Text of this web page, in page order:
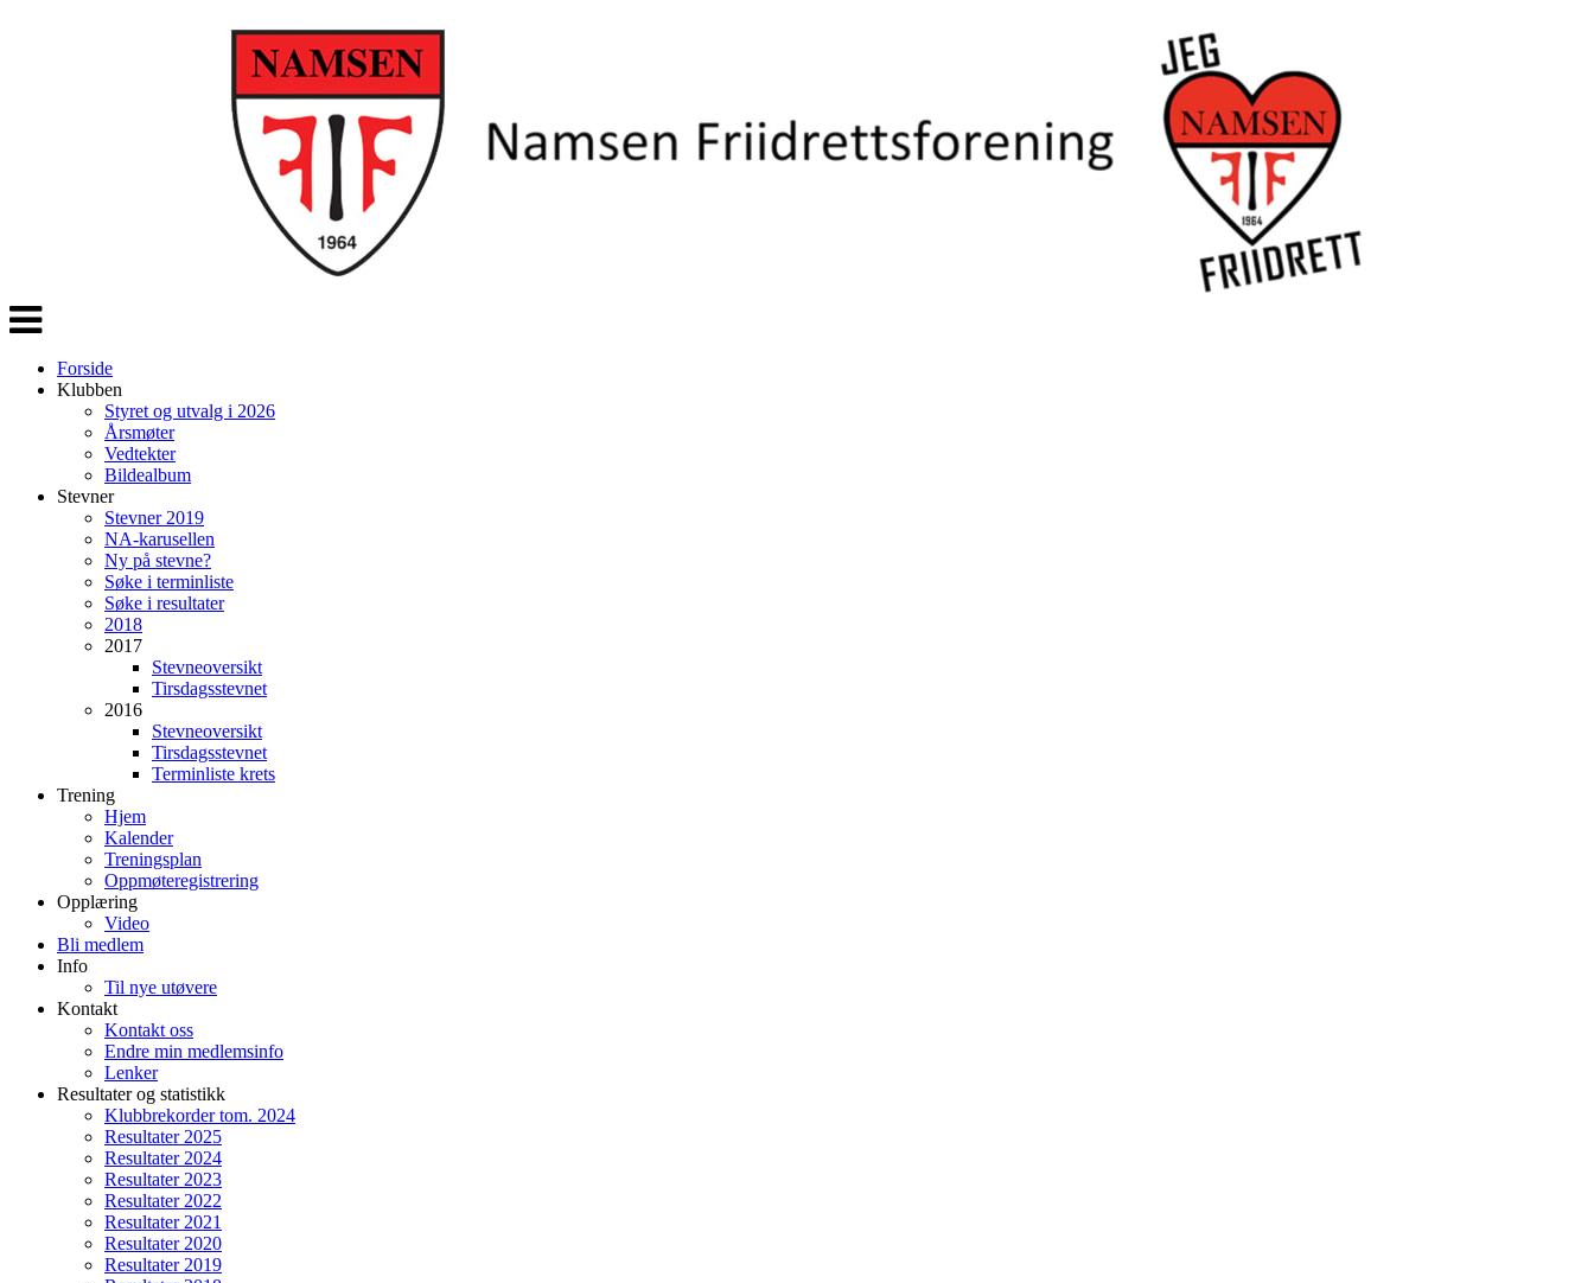
Veksle
navigasjon
Forside
Klubben
Styret og utvalg i 2026
Årsmøter
Vedtekter
Bildealbum
Stevner
Stevner 2019
NA-karusellen
Ny på stevne?
Søke i terminliste
Søke i resultater
2018
2017
Stevneoversikt
Tirsdagsstevnet
2016
Stevneoversikt
Tirsdagsstevnet
Terminliste krets
Trening
Hjem
Kalender
Treningsplan
Oppmøteregistrering
Opplæring
Video
Bli medlem
Info
Til nye utøvere
Kontakt
Kontakt oss
Endre min medlemsinfo
Lenker
Resultater og statistikk
Klubbrekorder tom. 2024
Resultater 2025
Resultater 2024
Resultater 2023
Resultater 2022
Resultater 2021
Resultater 2020
Resultater 2019